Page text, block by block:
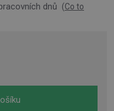
dnů (Co to